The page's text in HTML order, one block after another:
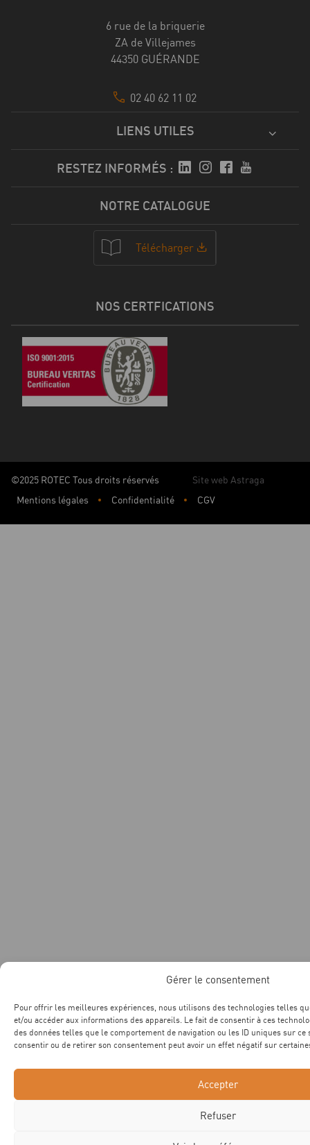
Gérer le consentement
Pour offrir les meilleures expériences, nous utilisons des technologies telles
et/ou accéder aux informations des appareils. Le fait de consentir à ces
des données telles que le comportement de navigation ou les ID uniques sur ce
consentir ou de retirer son consentement peut avoir un effet négatif sur
Accepter
Refuser
6 rue de la briquerie
ZA de Villejames
44350 GUÉRANDE
02 40 62 11 02
LIENS UTILES
RESTEZ INFORMÉS :
NOTRE CATALOGUE
Télécharger
NOS CERTFICATIONS
©2025 ROTEC Tous droits réservés
Site web Astraga
Mentions légales
Confidentialité CGV